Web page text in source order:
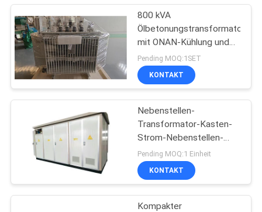
SITEMAP
PRIVACY
POLICY
800 kVA
Ölbetonungstransformator
mit ONAN-Kühlung und
IEC60076-Norm für den
industriellen Vertrieb
Pending MOQ:1SET
KONTAKT
Nebenstellen-
Transformator-Kasten-
Strom-Nebenstellen-
bewegliche mittlere
Hochspannung des
Vertrags-11kv
Pending MOQ:1 Einheit
KONTAKT
Kompakter